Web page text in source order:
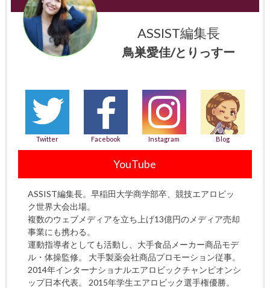
ASSIST編集長
鳥巣愛佳/とりっすー
Twitter Facebook Instagram Blog
YouTube
ASSIST編集長。早稲田大学商学部卒、競技エアロビッ
ク世界大会出場。
複数のウェブメディアを立ち上げ13億円のメディア売却
事業にも携わる。
運動指導者としても活動し、大手食品メーカー商品モデ
ル・体操監修。 大手製薬会社商品プロモーション従事。
2014年インターナショナルエアロビックチャンピオンシ
ップ日本代表。 2015年学生エアロビック選手権優勝。